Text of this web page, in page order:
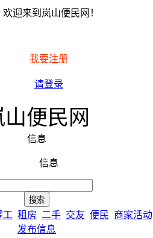
迎来到岚山便民网！
我要注册
请登录
山便民网
信息
信息
工 租房 二手 交友 便民 商家活动
发布信息